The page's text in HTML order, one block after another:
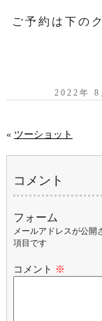
ご予約は下の
2022年 8
« ツーショット
コメント
フォーム
メールアドレスが公開
項目です
コメント ※